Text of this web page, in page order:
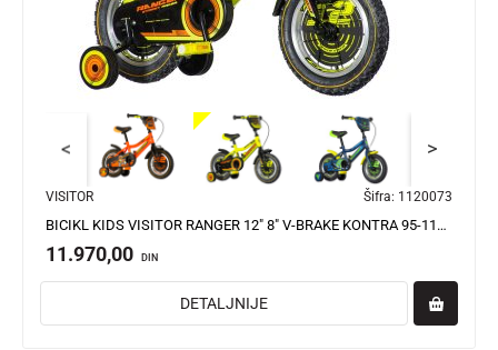
< >
VISITOR Šifra: 1120073
BICIKL KIDS VISITOR RANGER 12" 8" V-BRAKE KONTRA 95-115CM (12") NEON ŽUTI UV
11.970,00 DIN
DETALJNIJE